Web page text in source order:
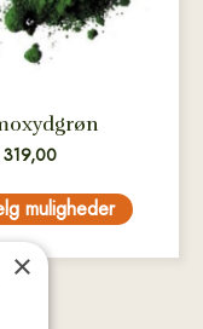
319,00
muligheder
×